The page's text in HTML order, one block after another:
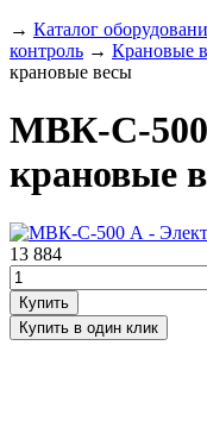
→ Каталог
контроль → Крановые
крановые весы
МВК-С-500
крановые
13 884